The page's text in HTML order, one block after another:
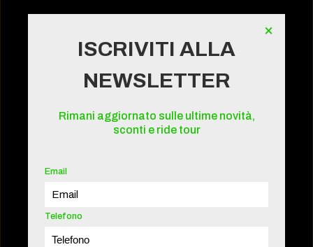
ISCRIVITI ALLA
NEWSLETTER
Rimani aggiornato sulle ultime novità,
sconti e ride tour
Email
Telefono
×